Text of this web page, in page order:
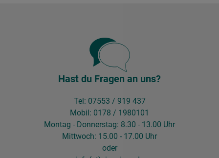
Hast du Fragen an uns?
Tel: 07553 / 919 437
Mobil: 0178 / 1980101
Montag - Donnerstag: 8.30 - 13.00 Uhr
Mittwoch: 15.00 - 17.00 Uhr
oder